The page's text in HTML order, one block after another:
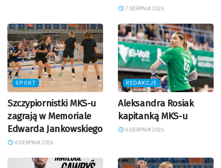
7 SIERPNIA 2026
SPORT
Szczypiornistki MKS-u
zagrają w Memoriale
Edwarda Jankowskiego
6 SIERPNIA 2026
REDAKCJE
Aleksandra Rosiak
kapitanką MKS-u
6 SIERPNIA 2026